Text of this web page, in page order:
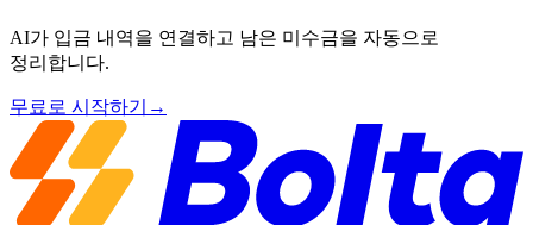
AI가 입금 내역을 연결하고 남은 미수금을 자동으로
정리합니다.
무료로 시작하기 →